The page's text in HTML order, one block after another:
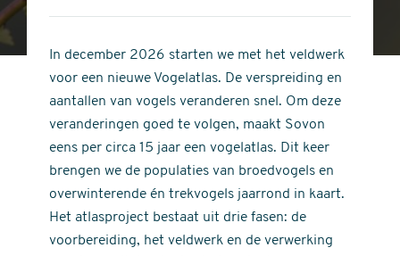
stars
of
stars
In december 2026 starten we met het veldwerk
voor een nieuwe Vogelatlas. De verspreiding en
aantallen van vogels veranderen snel. Om deze
veranderingen goed te volgen, maakt Sovon
eens per circa 15 jaar een vogelatlas. Dit keer
brengen we de populaties van broedvogels en
overwinterende én trekvogels jaarrond in kaart.
Het atlasproject bestaat uit drie fasen: de
voorbereiding, het veldwerk en de verwerking